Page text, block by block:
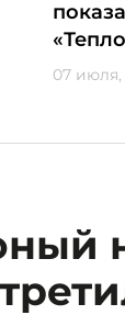
07 июля,